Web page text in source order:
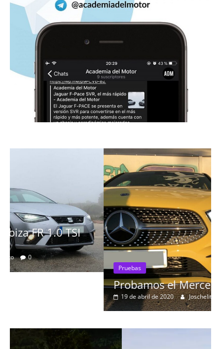
Pruebas
Probamos el Mercedes-Benz A200d
Joschelito 0